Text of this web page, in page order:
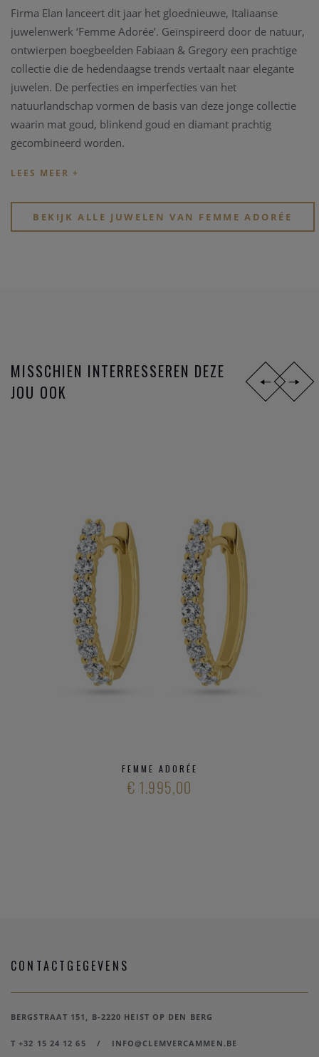
Firma Elan lanceert dit jaar het gloednieuwe, Italiaanse
juwelenwerk ‘Femme Adorée’. Geïnspireerd door de natuur,
ontwierpen boegbeelden Fabiaan & Gregory een prachtige
collectie die de hedendaagse trends vertaalt naar elegante
juwelen. De perfecties en imperfecties van het
natuurlandschap vormen de basis van deze jonge collectie
waarin mat goud, blinkend goud en diamant prachtig
gecombineerd worden.
BEKIJK ALLE JUWELEN VAN FEMME ADORÉE
MISSCHIEN INTERRESSEREN DEZE
JOU OOK
FEMME ADORÉE
€ 1.995,00
CONTACTGEGEVENS
BERGSTRAAT 151, B-2220 HEIST OP DEN BERG
T +32 15 24 12 65 / INFO@CLEMVERCAMMEN.BE